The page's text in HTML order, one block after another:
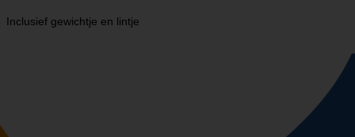
Inclusief gewichtje en lintje